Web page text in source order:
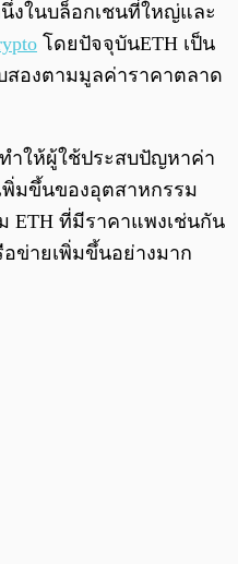
งในบล็อกเชนที่ใหญ่และ
โดยปัจจุบันETH เป็น
องตามมูลค่าราคาตลาด
ำให้ผู้ใช้ประสบปัญหาค่า
พิ่มขึ้นของอุตสาหกรรม
ETH ที่มีราคาแพงเช่นกัน
อข่ายเพิ่มขึ้นอย่างมาก